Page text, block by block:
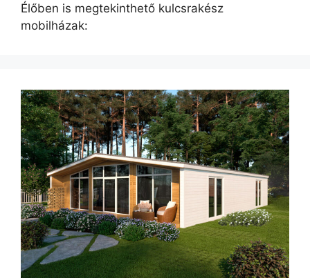
Élőben is megtekinthető kulcsrakész
mobilházak: